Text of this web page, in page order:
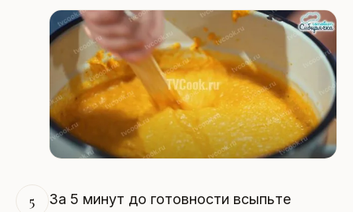
5
За 5 минут до готовности всыпьте